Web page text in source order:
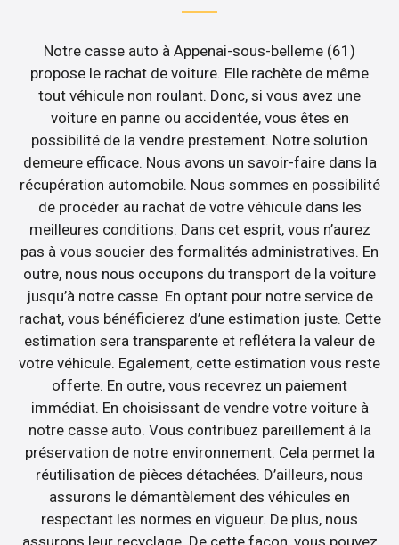
Notre casse auto à Appenai-sous-belleme (61)
propose le rachat de voiture. Elle rachète de même
tout véhicule non roulant. Donc, si vous avez une
voiture en panne ou accidentée, vous êtes en
possibilité de la vendre prestement. Notre solution
demeure efficace. Nous avons un savoir-faire dans la
récupération automobile. Nous sommes en possibilité
de procéder au rachat de votre véhicule dans les
meilleures conditions. Dans cet esprit, vous n’aurez
pas à vous soucier des formalités administratives. En
outre, nous nous occupons du transport de la voiture
jusqu’à notre casse. En optant pour notre service de
rachat, vous bénéficierez d’une estimation juste. Cette
estimation sera transparente et reflétera la valeur de
votre véhicule. Egalement, cette estimation vous reste
offerte. En outre, vous recevrez un paiement
immédiat. En choisissant de vendre votre voiture à
notre casse auto. Vous contribuez pareillement à la
préservation de notre environnement. Cela permet la
réutilisation de pièces détachées. D’ailleurs, nous
assurons le démantèlement des véhicules en
respectant les normes en vigueur. De plus, nous